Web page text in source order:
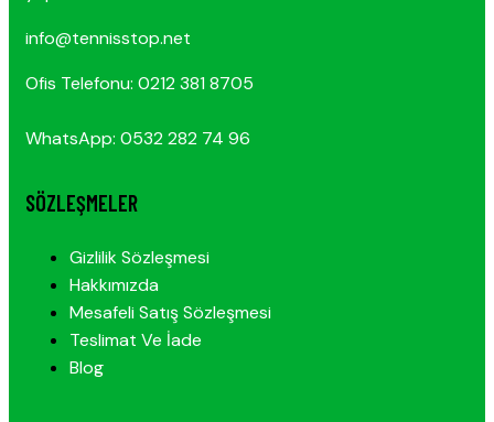
info@tennisstop.net
Ofis Telefonu: 0212 381 8705
WhatsApp: 0532 282 74 96
SÖZLEŞMELER
Gizlilik Sözleşmesi
Hakkımızda
Mesafeli Satış Sözleşmesi
Teslimat Ve İade
Blog